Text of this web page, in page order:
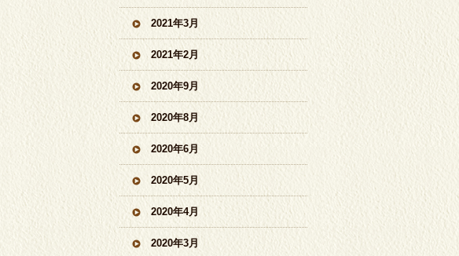
2021年3月
2021年2月
2020年9月
2020年8月
2020年6月
2020年5月
2020年4月
2020年3月